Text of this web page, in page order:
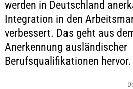
werden in Deutschland
Integration in den
verbessert. Das geht aus
Anerkennung ausländischer
Berufsqualifikationen hervor.